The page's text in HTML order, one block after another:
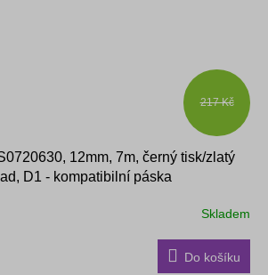
217 Kč
12mm, 7m, černý tisk/zlatý
D1 - kompatibilní páska
Skladem
Do košíku